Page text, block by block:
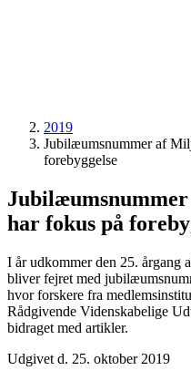
2019
Jubilæumsnummer af
forebyggelse
har fokus på
I år udkommer den 25. årgang
bliver fejret med
hvor forskere fra
Rådgivende Videnskabelige
bidraget med artikler.
Udgivet d. 25. oktober 2019